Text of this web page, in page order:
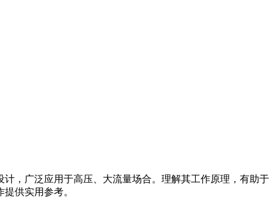
，广泛应用于高压、大流量场合。理解其工作原理，有助于
供实用参考。